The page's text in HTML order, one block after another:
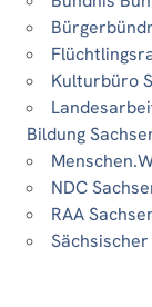
Kulturbüro
Bildung
NDC
RAA